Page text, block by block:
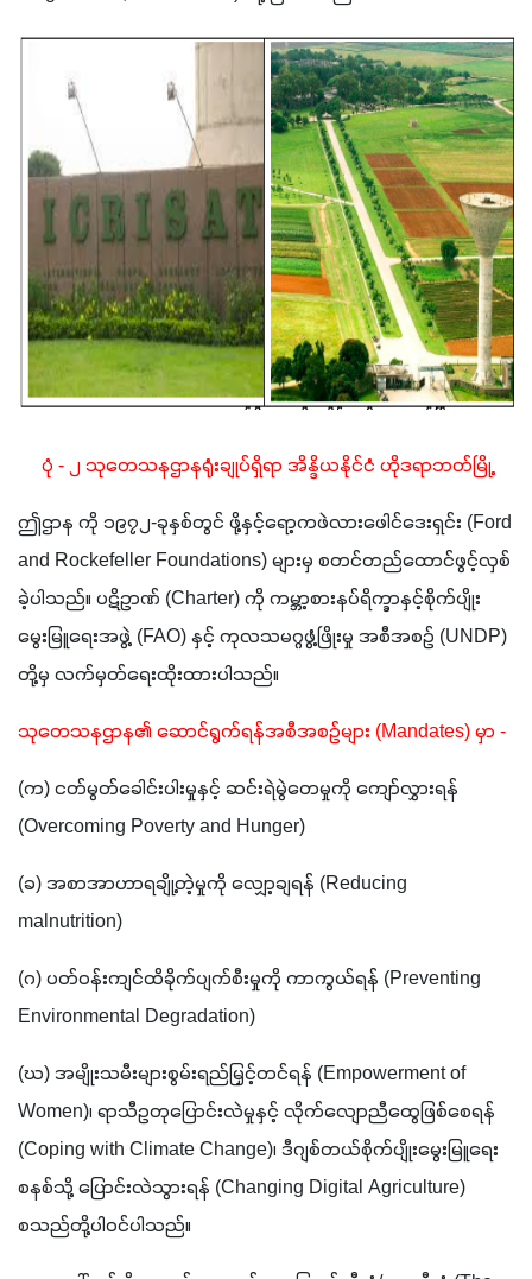
ပုံ - ၂ သုတေသနဌာနရုံးချုပ်ရှိရာ အိန္ဒိယနိုင်ငံ ဟိုဒရာဘတ်မြို့
ဤဌာန ကို ၁၉၇၂-ခုနှစ်တွင် ဖို့နှင့်ရော့ကဖဲလားဖေါင်ဒေးရှင်း (Ford
and Rockefeller Foundations) များမှ စတင်တည်ထောင်ဖွင့်လှစ်
ခဲ့ပါသည်။ ပဋိဥာဏ် (Charter) ကို ကမ္ဘာ့စားနပ်ရိက္ခာနှင့်စိုက်ပျိုး
မွေးမြူရေးအဖွဲ့ (FAO) နှင့် ကုလသမဂ္ဂဖွံ့ဖြိုးမှု အစီအစဉ် (UNDP)
တို့မှ လက်မှတ်ရေးထိုးထားပါသည်။
သုတေသနဌာန၏ ဆောင်ရွက်ရန်အစီအစဉ်များ (Mandates) မှာ -
(က) ငတ်မွတ်ခေါင်းပါးမှုနှင့် ဆင်းရဲမွဲတေမှုကို ကျော်လွှားရန်
(Overcoming Poverty and Hunger)
(ခ) အစာအာဟာရချို့တဲ့မှုကို လျှော့ချရန် (Reducing
malnutrition)
(ဂ) ပတ်ဝန်းကျင်ထိခိုက်ပျက်စီးမှုကို ကာကွယ်ရန် (Preventing
Environmental Degradation)
(ဃ) အမျိုးသမီးများစွမ်းရည်မြှင့်တင်ရန် (Empowerment of
Women)၊ ရာသီဥတုပြောင်းလဲမှုနှင့် လိုက်လျောညီထွေဖြစ်စေရန်
(Coping with Climate Change)၊ ဒီဂျစ်တယ်စိုက်ပျိုးမွေးမြူရေး
စနစ်သို့ ပြောင်းလဲသွားရန် (Changing Digital Agriculture)
စသည်တို့ပါဝင်ပါသည်။